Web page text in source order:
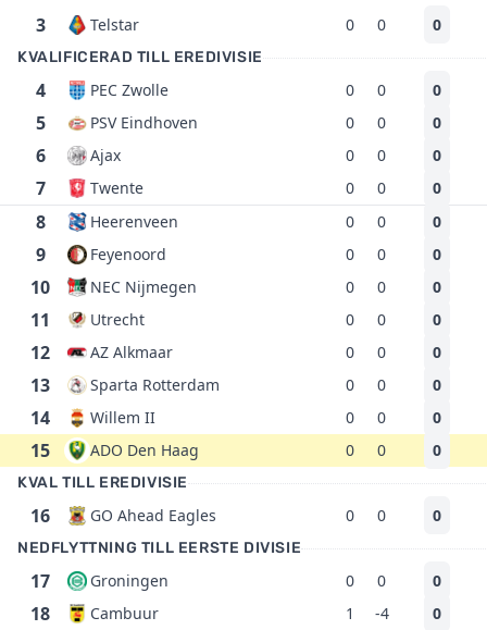
3 Telstar 0 0 0
KVALIFICERAD TILL EREDIVISIE
4 PEC Zwolle 0 0 0
5 PSV Eindhoven 0 0 0
6 Ajax 0 0 0
7 Twente 0 0 0
8 Heerenveen 0 0 0
9 Feyenoord 0 0 0
10 NEC Nijmegen 0 0 0
11 Utrecht 0 0 0
12 AZ Alkmaar 0 0 0
13 Sparta Rotterdam 0 0 0
14 Willem II 0 0 0
15 ADO Den Haag 0 0 0
KVAL TILL EREDIVISIE
16 GO Ahead Eagles 0 0 0
NEDFLYTTNING TILL EERSTE DIVISIE
17 Groningen 0 0 0
18 Cambuur 1 -4 0